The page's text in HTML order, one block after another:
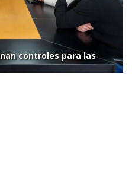
controles para las